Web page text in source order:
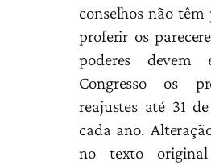
conselhos não têm
proferir os
poderes devem
Congresso os
reajustes até 31
cada ano.
no texto